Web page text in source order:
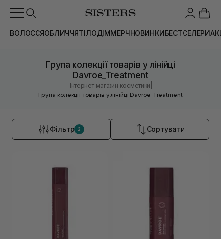
ВОЛОССЯОБЛИЧЧЯТІЛОДІММЕРЧНОВИНКИБЕСТСЕЛЕРИ
Група колекції товарів у лінійці
Davroe_Treatment
Інтернет магазин косметики
Група колекції товарів у лінійці Davroe_Treatment
Фільтр 2 Сортувати